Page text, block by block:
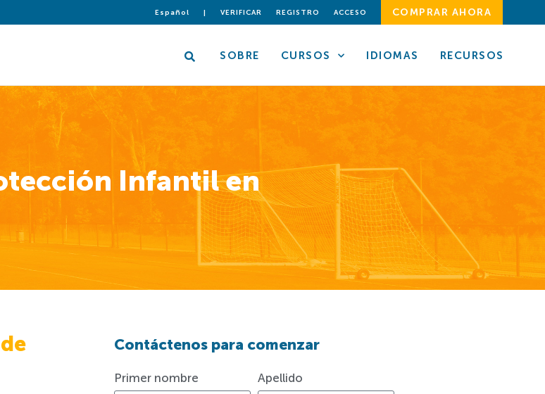
Español | VERIFICAR REGISTRO ACCESO COMPRAR AHORA
SOBRE CURSOS IDIOMAS RECURSOS
Infantil en
Contáctenos para comenzar
Primer nombre Apellido